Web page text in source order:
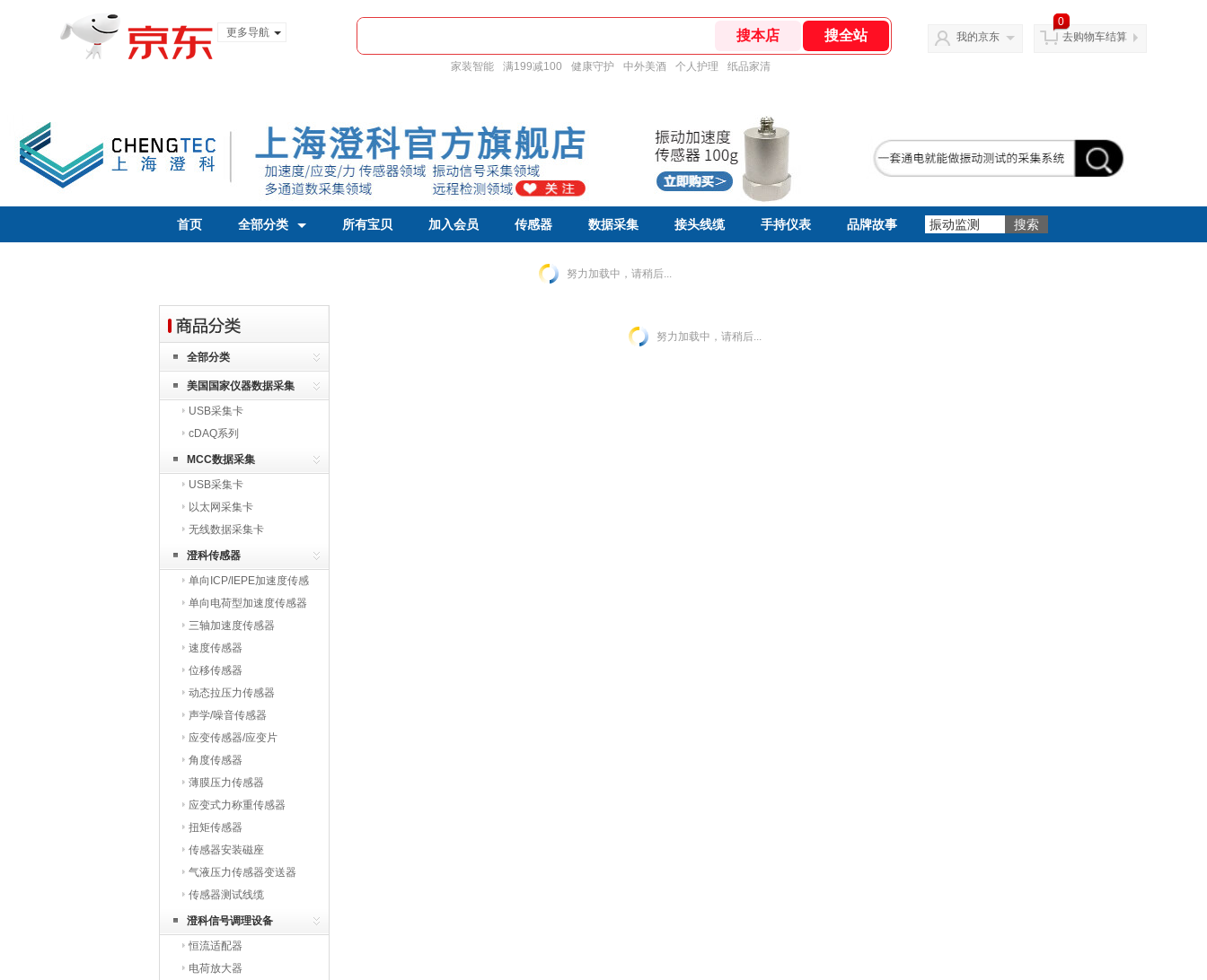
更多导航
家装智能 满199减100 健康守护 中外美酒 个人护理 纸品家清
我的京东
0
去购物车结算
首页 全部分类 所有宝贝 加入会员 传感器 数据采集 接头线缆 手持仪表 品牌故事
努力加载中，请稍后...
全部分类
美国国家仪器数据采集
USB采集卡
cDAQ系列
MCC数据采集
USB采集卡
以太网采集卡
无线数据采集卡
澄科传感器
单向ICP/IEPE加速度传感
器单向电荷型加速度传感器
三轴加速度传感器
速度传感器
位移传感器
动态拉压力传感器
声学/噪音传感器
应变传感器/应变片
角度传感器
薄膜压力传感器
应变式力称重传感器
扭矩传感器
传感器安装磁座
气液压力传感器变送器
传感器测试线缆
澄科信号调理设备
恒流适配器
电荷放大器
努力加载中，请稍后...